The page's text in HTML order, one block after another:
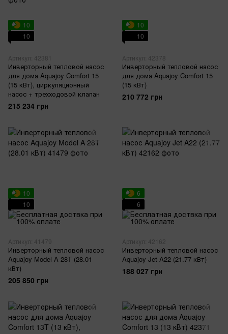
10
10
Артикул: 42381
Инверторный тепловой насос
для дома Aquajoy Comfort 15
(15 кВт), циркуляционный
насос + трехходовой клапан
215 234 грн
10
10
Артикул: 42378
Инверторный тепловой насос
для дома Aquajoy Comfort 15
(15 кВт)
210 772 грн
10
10
Артикул: 41479
Инверторный тепловой насос
Aquajoy Model A 28T (28.01
кВт)
205 850 грн
6
6
Артикул: 42162
Инверторный тепловой насос
Aquajoy Jet A22 (21.77 кВт)
188 027 грн